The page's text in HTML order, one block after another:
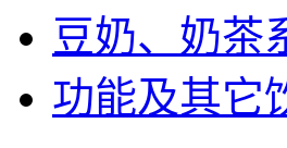
豆奶、奶茶
功能及其它